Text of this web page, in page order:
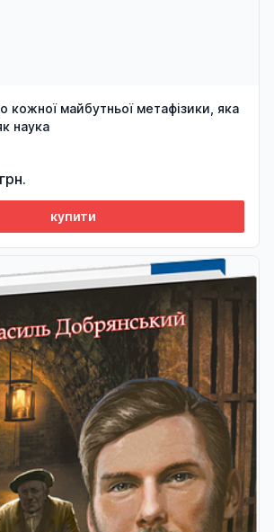
кожної майбутньої метафізики, яка
наука
купити